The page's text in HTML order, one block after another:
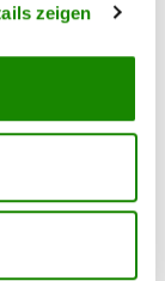
zeigen
jedes
passendes
das
Körnung
Aufgaben